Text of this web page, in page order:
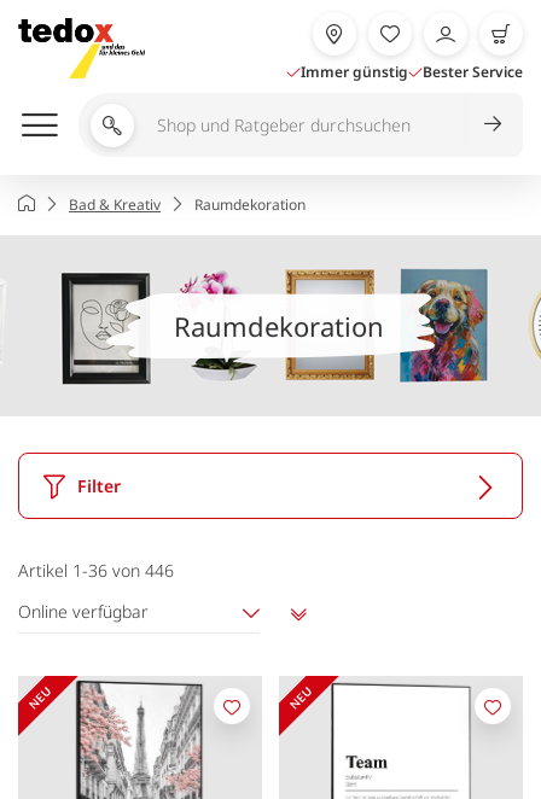
Inhalt
springen
Immer günstig Bester Service
Shop
durchsuchen
StartseiteBad & Kreativ Raumdekoration
Raumdekoration
Filter
Artikel 1-36 von 446
Online verfügbar
Merken